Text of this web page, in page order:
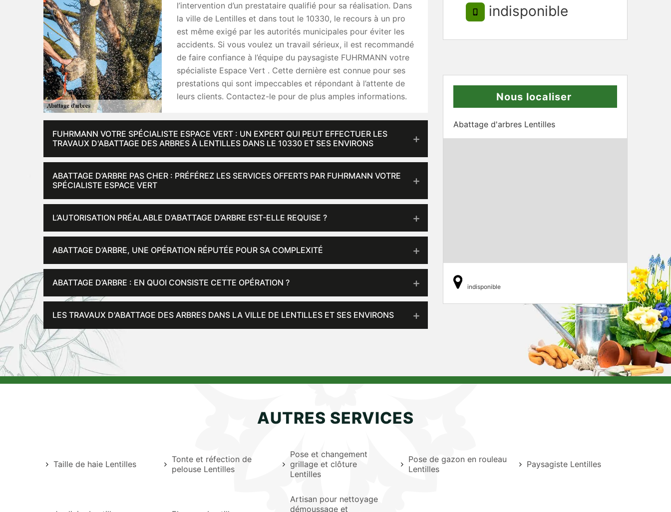
l’intervention d’un prestataire qualifié pour sa réalisation. Dans
la ville de Lentilles et dans tout le 10330, le recours à un pro
est même exigé par les autorités municipales pour éviter les
accidents. Si vous voulez un travail sérieux, il est recommandé
de faire confiance à l’équipe du paysagiste FUHRMANN votre
spécialiste Espace Vert . Cette dernière est connue pour ses
prestations qui sont impeccables et répondant à l’attente de
leurs clients. Contactez-le pour de plus amples informations.
FUHRMANN VOTRE SPÉCIALISTE ESPACE VERT : UN EXPERT QUI PEUT EFFECTUER LES
TRAVAUX D'ABATTAGE DES ARBRES À LENTILLES DANS LE 10330 ET SES ENVIRONS
ABATTAGE D’ARBRE PAS CHER : PRÉFÉREZ LES SERVICES OFFERTS PAR FUHRMANN VOTRE
SPÉCIALISTE ESPACE VERT
L’AUTORISATION PRÉALABLE D’ABATTAGE D’ARBRE EST-ELLE REQUISE ?
ABATTAGE D’ARBRE, UNE OPÉRATION RÉPUTÉE POUR SA COMPLEXITÉ
ABATTAGE D’ARBRE : EN QUOI CONSISTE CETTE OPÉRATION ?
LES TRAVAUX D'ABATTAGE DES ARBRES DANS LA VILLE DE LENTILLES ET SES ENVIRONS
indisponible
Nous localiser
Abattage d'arbres Lentilles
indisponible
AUTRES SERVICES
Taille de haie Lentilles
Tonte et réfection de
pelouse Lentilles
Pose et changement
grillage et clôture
Lentilles
Pose de gazon en rouleau
Lentilles
Paysagiste Lentilles
Artisan pour nettoyage
démoussage et